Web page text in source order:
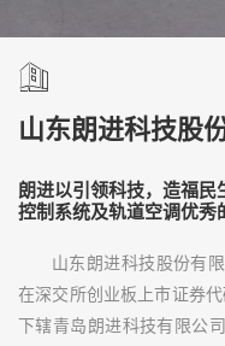
山东朗进科技股
朗进以引领科技，造福民
控制系统及轨道空调优秀
山东朗进科技股份有
在深交所创业板上市证券
下辖青岛朗进科技有限公